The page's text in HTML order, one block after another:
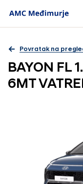
Povratak na
BAYON FL
6MT